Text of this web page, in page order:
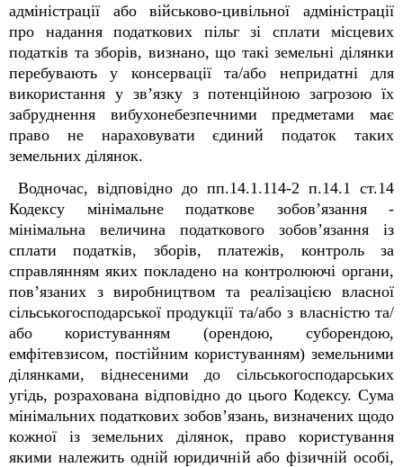
адміністрації або військово-цивільної адміністрації
про надання податкових пільг зі сплати місцевих
податків та зборів, визнано, що такі земельні ділянки
перебувають у консервації та/або непридатні для
використання у зв’язку з потенційною загрозою їх
забруднення вибухонебезпечними предметами має
право не нараховувати єдиний податок таких
земельних ділянок.
Водночас, відповідно до пп.14.1.114-2 п.14.1 ст.14
Кодексу мінімальне податкове зобов’язання -
мінімальна величина податкового зобов’язання із
сплати податків, зборів, платежів, контроль за
справлянням яких покладено на контролюючі органи,
пов’язаних з виробництвом та реалізацією власної
сільськогосподарської продукції та/або з власністю та/
або користуванням (орендою, суборендою,
емфітевзисом, постійним користуванням) земельними
ділянками, віднесеними до сільськогосподарських
угідь, розрахована відповідно до цього Кодексу. Сума
мінімальних податкових зобов’язань, визначених щодо
кожної із земельних ділянок, право користування
якими належить одній юридичній або фізичній особі,